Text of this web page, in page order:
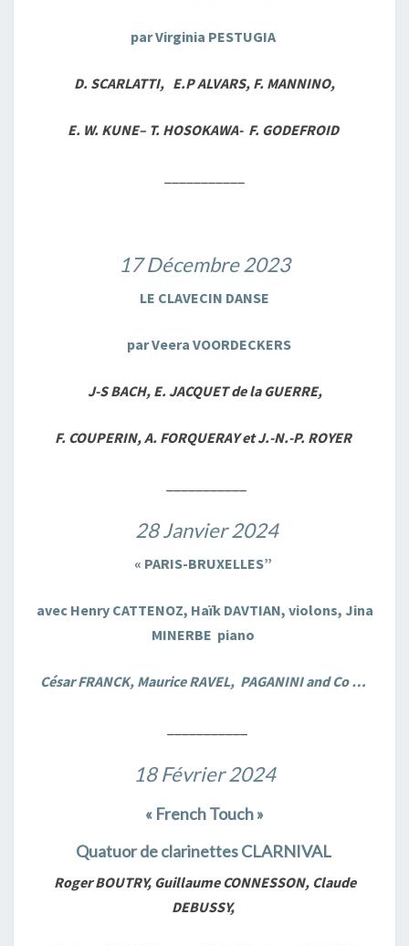
par Virginia PESTUGIA
D. SCARLATTI, E.P ALVARS, F. MANNINO,
E. W. KUNE– T. HOSOKAWA- F. GODEFROID
17 Décembre 2023
LE CLAVECIN DANSE
par Veera VOORDECKERS
J-S BACH, E. JACQUET de la GUERRE,
F. COUPERIN, A. FORQUERAY et J.-N.-P. ROYER
28 Janvier 2024
« PARIS-BRUXELLES”
avec Henry CATTENOZ, Haïk DAVTIAN, violons, Jina
MINERBE piano
César FRANCK, Maurice RAVEL, PAGANINI and Co …
18 Février 2024
« French Touch »
Quatuor de clarinettes CLARNIVAL
Roger BOUTRY,Guillaume CONNESSON, Claude
DEBUSSY,